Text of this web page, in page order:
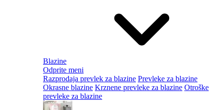
Blazine
Odprite meni
Razprodaja prevlek za blazine Prevleke za blazine
Okrasne blazine Krznene prevleke za blazine Otroške
prevleke za blazine